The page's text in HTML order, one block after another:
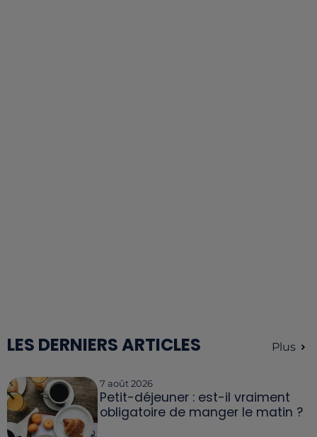
LES DERNIERS ARTICLES Plus
7 août 2026
Petit-déjeuner : est-il vraiment
obligatoire de manger le matin ?